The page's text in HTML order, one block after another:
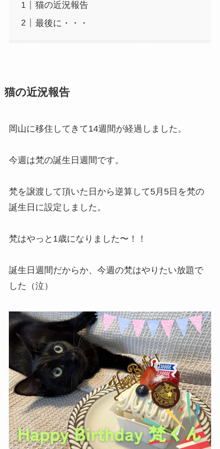
猫の近況報告
最後に・・・
猫の近況報告
岡山に移住してきて14週間が経過しました。
今週は梵の誕生日週間です。
梵を譲渡して頂いた日から逆算して5月5日を梵の
誕生日に設定しました。
梵はやっと1歳になりました〜！！
誕生日週間だからか、今週の梵はやりたい放題で
した（泣）